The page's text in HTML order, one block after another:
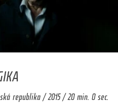
republika / 2015 / 20 min. 0 sec.